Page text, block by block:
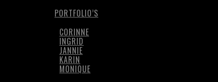
PORTFOLIO’S
CORINNE
INGRID
JANNIE
KARIN
MONIQUE